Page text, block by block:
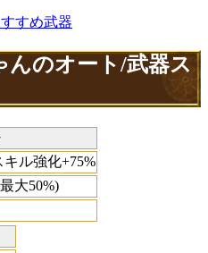
すめ武器
のオート/武器ス
ル強化+75%
大50%)